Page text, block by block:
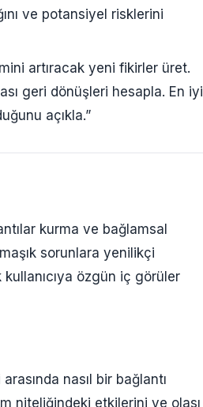
ve potansiyel risklerini
artıracak yeni fikirler üret.
geri dönüşleri hesapla. En iyi
açıkla.”
kurma ve bağlamsal
sorunlara yenilikçi
özgün iç görüler
nasıl bir bağlantı
niteliğindeki etkilerini ve olası